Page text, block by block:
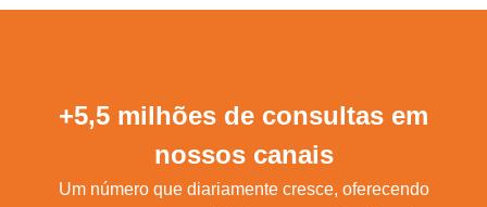
+5,5 milhões de consultas em
nossos canais
Um número que diariamente cresce, oferecendo